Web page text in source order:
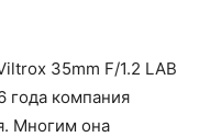
35mm F/1.2 LAB
года компания
Многим она